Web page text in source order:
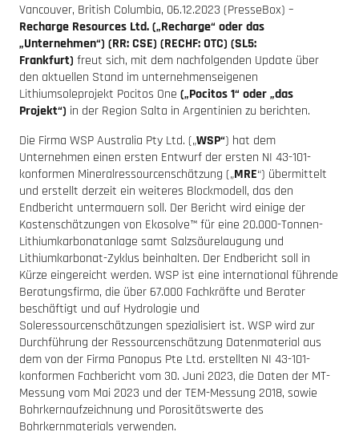
Vancouver, British Columbia, 06.12.2023 (PresseBox) –
Recharge Resources Ltd. („Recharge“ oder das
„Unternehmen“) (RR: CSE) (RECHF: OTC) (SL5:
Frankfurt) freut sich, mit dem nachfolgenden Update über
den aktuellen Stand im unternehmenseigenen
Lithiumsoleprojekt Pocitos One („Pocitos 1“ oder „das
Projekt“) in der Region Salta in Argentinien zu berichten.
Die Firma WSP Australia Pty Ltd. („WSP“) hat dem
Unternehmen einen ersten Entwurf der ersten NI 43-101-
konformen Mineralressourcenschätzung („MRE“) übermittelt
und erstellt derzeit ein weiteres Blockmodell, das den
Endbericht untermauern soll. Der Bericht wird einige der
Kostenschätzungen von Ekosolve™ für eine 20.000-Tonnen-
Lithiumkarbonatanlage samt Salzsäurelaugung und
Lithiumkarbonat-Zyklus beinhalten. Der Endbericht soll in
Kürze eingereicht werden. WSP ist eine international führende
Beratungsfirma, die über 67.000 Fachkräfte und Berater
beschäftigt und auf Hydrologie und
Soleressourcenschätzungen spezialisiert ist. WSP wird zur
Durchführung der Ressourcenschätzung Datenmaterial aus
dem von der Firma Panopus Pte Ltd. erstellten NI 43-101-
konformen Fachbericht vom 30. Juni 2023, die Daten der MT-
Messung vom Mai 2023 und der TEM-Messung 2018, sowie
Bohrkernaufzeichnung und Porositätswerte des
Bohrkernmaterials verwenden.